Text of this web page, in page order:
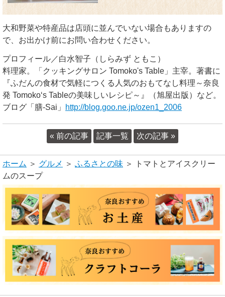
大和野菜や特産品は店頭に並んでいない場合もありますの
で、お出かけ前にお問い合わせください。
プロフィール／白水智子（しらみず ともこ）
料理家。「クッキングサロン Tomoko's Table」主宰。著書に
『ふだんの食材で気軽につくる人気のおもてなし料理～奈良
発 Tomoko‘s Tableの美味しいレシピ～』（旭屋出版）など。
ブログ「膳-Sai」
http://blog.goo.ne.jp/ozen1_2006
« 前の記事 記事一覧 次の記事 »
ホーム ＞ グルメ ＞ ふるさとの味 ＞ トマトとアイスクリー
ムのスープ